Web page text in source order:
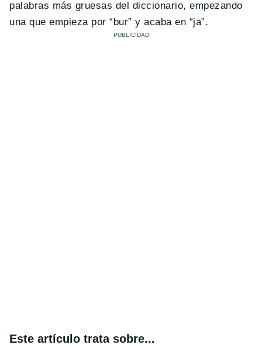
palabras más gruesas del diccionario, empezando
una que empieza por “bur” y acaba en “ja”.
Este artículo trata sobre...